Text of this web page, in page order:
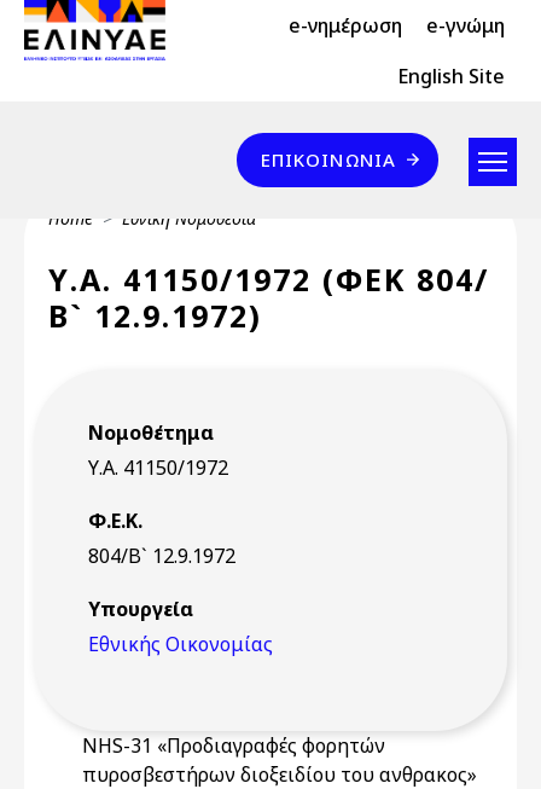
Skip to main content
Header Top 2 e-νημέρωση e-γνώμη
Header Top English Site
Επικοινωνία
ΕΠΙΚΟΙΝΩΝΊΑ
Breadcrumb
Home Εθνική Νομοθεσία
Υ.Α. 41150/1972 (ΦΕΚ 804/
Β` 12.9.1972)
Νομοθέτημα
Υ.Α. 41150/1972
Φ.Ε.Κ.
804/Β` 12.9.1972
Υπουργεία
Εθνικής Οικονομίας
NHS-31 «Προδιαγραφές φορητών
πυροσβεστήρων διοξειδίου του ανθρακος»